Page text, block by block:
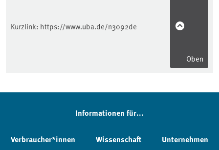
Kurzlink: https://www.uba.de/n3092de
Oben
Informationen für...
Verbraucher*innen Wissenschaft Unternehmen